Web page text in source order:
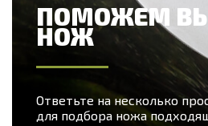
ПОМОЖЕМ
НОЖ
Ответьте на несколько
для подбора ножа